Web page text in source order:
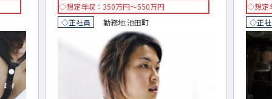
◇想定年収：550万円以上～
◇正社員
勤務地:岐阜市
◇想
◇